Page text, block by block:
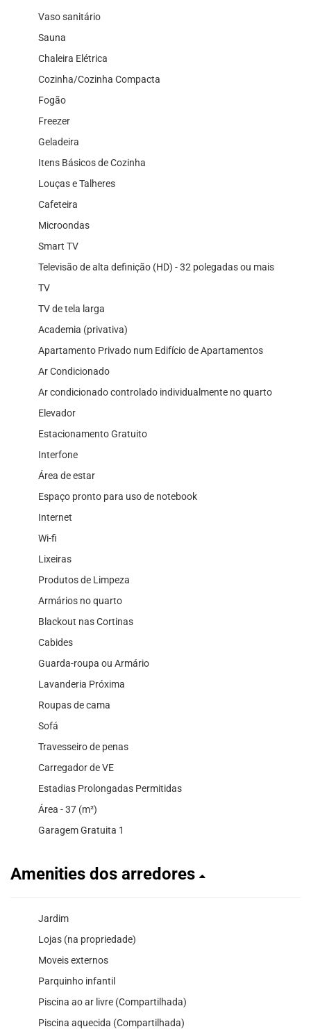
Vaso sanitário
Sauna
Chaleira Elétrica
Cozinha/Cozinha Compacta
Fogão
Freezer
Geladeira
Itens Básicos de Cozinha
Louças e Talheres
Cafeteira
Microondas
Smart TV
Televisão de alta definição (HD) - 32 polegadas ou mais
TV
TV de tela larga
Academia (privativa)
Apartamento Privado num Edifício de Apartamentos
Ar Condicionado
Ar condicionado controlado individualmente no quarto
Elevador
Estacionamento Gratuito
Interfone
Área de estar
Espaço pronto para uso de notebook
Internet
Wi-fi
Lixeiras
Produtos de Limpeza
Armários no quarto
Blackout nas Cortinas
Cabides
Guarda-roupa ou Armário
Lavanderia Próxima
Roupas de cama
Sofá
Travesseiro de penas
Carregador de VE
Estadias Prolongadas Permitidas
Área - 37 (m²)
Garagem Gratuita 1
Amenities dos arredores
Jardim
Lojas (na propriedade)
Moveis externos
Parquinho infantil
Piscina ao ar livre (Compartilhada)
Piscina aquecida (Compartilhada)